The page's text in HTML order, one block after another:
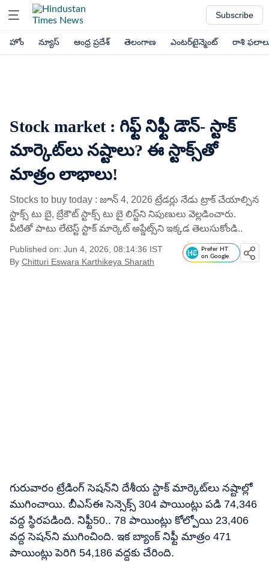
Subscribe
హోం న్యూస్ ఆంధ్ర ప్రదేశ్ తెలంగాణ ఎంటర్‌టైన్మెంట్ రాశి
Stock market : గిఫ్ట్​ నిఫ్టీ డౌన్- స్టాక్​
మార్కెట్​లు నష్టాలు? ఈ స్టాక్స్​తో
మాత్రం లాభాలు!
Stocks to buy today : జూన్ 4, 2026 ట్రేడర్లు నేడు ట్రాక్​ చేయాల్సిన
స్టాక్స్​ టు బై, బ్రేకౌట్​ స్టాక్స్​ టు బై లిస్ట్​ని నిపుణులు వెల్లడించారు.
వీటితో పాటు లేటెస్ట్​ స్టాక్​ మార్కెట్​ అప్డేట్స్​ని ఇక్కడ తెలుసుకోండి..
Published on: Jun 4, 2026, 08:14:36 IST
By Chitturi Eswara Karthikeya Sharath
Prefer HT
on Google
గురువారం ట్రేడింగ్​ సెషన్​ని దేశీయ స్టాక్​ మార్కెట్​లు నష్టాల్లో
ముగించాయి. బీఎస్​ఈ సెన్సెక్స్​ 304 పాయింట్లు పడి 74,346
వద్ద స్థిరపడింది. నిఫ్టీ50.. 78 పాయింట్లు కోల్పోయి 23,406
వద్ద సెషన్​ని ముగించింది. ఇక బ్యాంక్​ నిఫ్టీ మాత్రం 471
పాయింట్లు పెరిగి 54,186 వద్దకు చేరింది.